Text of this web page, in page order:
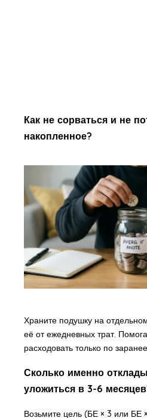
Как не сорваться и не
накопленное?
Храните подушку на
её от ежедневных трат.
расходовать только по
Сколько именно
уложиться в 3-6
Возьмите цель (БЕ × 3 или БЕ